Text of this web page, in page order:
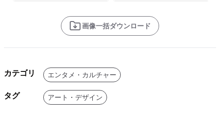
画像一括ダウンロード
カテゴリ エンタメ・カルチャー
タグ アート・デザイン